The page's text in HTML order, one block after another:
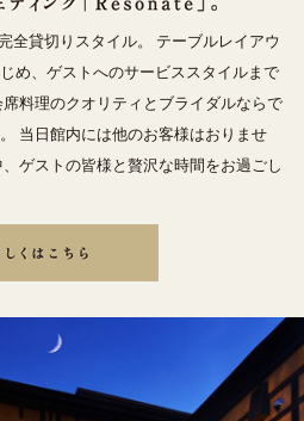
全貸切りスタイル。 テーブルレイアウ
め、ゲストへのサービススタイルまで
料理のクオリティとブライダルならで
当日館内には他のお客様はおりませ
ゲストの皆様と贅沢な時間をお過ごし